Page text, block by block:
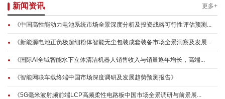
新闻资讯 更多+
《中国高性能动力电池系统市场全景深度分析及投资战略可行性评估预测...
《新能源电池正负极超细粉体智能无尘包装成套装备市场全景洞察及发展...
《国际AI全域智能水下立体清洁机器人销售收入与销量逐年增长，高端...
《智能网联车载终端中国市场深度调研及发展趋势预测报告》
《5G毫米波射频前端LCP高频柔性电路板中国市场全景调研与前景展...